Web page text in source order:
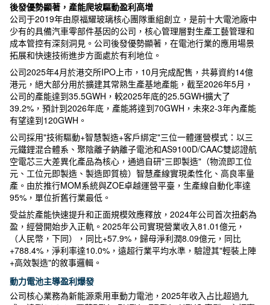
後發優勢顯著，產能爬坡驅動盈利高增
公司于2019年由原福耀玻璃核心團隊重組創立，是前十大電池廠中
少有的具備汽車零部件基因的公司，核心管理層對生產工藝管理和
成本管控有深刻洞見。公司後發優勢顯著，在電池行業的應用場景
拓展和快速技術進步方面處於有利地位。
公司2025年4月於港交所IPO上市，10月完成配售，共募資約14億
港元，絕大部分用於擴建其常熟生產基地產能，截至2026年5月，
公司的產能達到35.5GWH，較2025年底的25.5GWH擴大了
39.2%，預計到2026年底，產能將達到70GWH，未來2-3年內產能
有望達到120GWH。
公司採用"技術驅動+智慧製造+客戶綁定"三位一體運營模式：以三
元鐵鋰混合體系、聚陰離子鈉離子電池和AS9100D/CAAC雙認證航
空電芯三大差異化產品為核心，通過自研"三即製造"（物流即工位
元、工位元即製造、製造即質檢）智慧產線實現柔性化、高良率量
產。由於推行MOM系統與ZOE卓越運營平臺，生產線自動化率達
95%，單位折舊行業最低。
受益於產能快速提升和正面規模效應釋放，2024年公司首次扭虧為
盈，經營開始步入正軌。2025年公司實現營業收入81.01億元，
（人民幣，下同），同比+57.9%，歸母淨利潤8.09億元，同比
+788.4%，淨利率達10.0%，遠超行業平均水準，驗證其"輕裝上陣
+高效製造"的敘事邏輯。
動力電池主導盈利爆發
公司核心業務為新能源乘用車動力電池，2025年收入占比超過九